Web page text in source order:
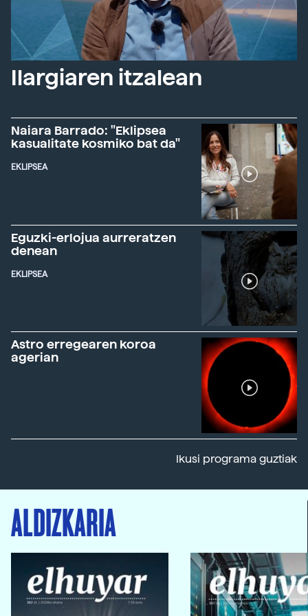
Ilargiaren itzalean
Naiara Barrado: "Eklipsea
kasualitate kosmiko bat da"
EKLIPSEA
Eguzki-erlojua aurreratzen
denean
EKLIPSEA
Astro erregearen koroa
agerian
Ikusi programa guztiak
ALDIZKARIA